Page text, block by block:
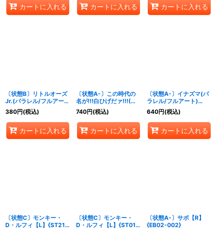
カートに入れる カートに入れる カートに入れる
〔状態B〕リトルオーズ
Jr.(パラレル/フルアー
ト)【C/P】{ST30-
009}
380円(税込)
カートに入れる
〔状態A-〕この時代の
名が!!!白ひげだァ!!!(★
有り/foil)【C/P】
{ST30-015}
740円(税込)
カートに入れる
〔状態A-〕イナズマ(パ
ラレル/フルアート)
【C/P】{ST30-002}
640円(税込)
カートに入れる
〔状態C〕モンキー・
D・ルフィ【L】{ST21-
〔状態C〕モンキー・
D・ルフィ【L】{ST01-
〔状態A-〕サボ【R】
{EB02-002}